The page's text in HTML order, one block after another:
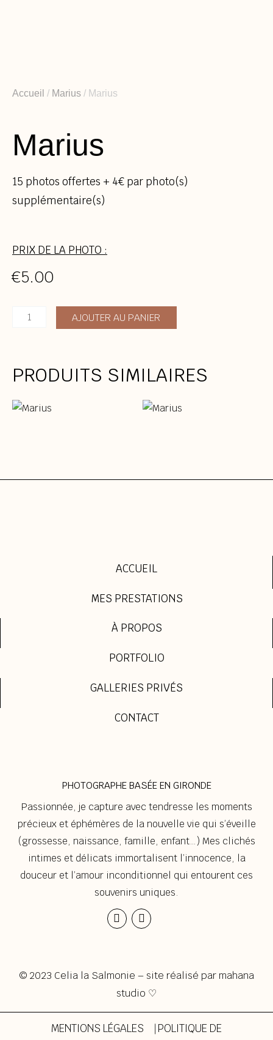
Accueil / Marius / Marius
Marius
15 photos offertes + 4€ par photo(s)
supplémentaire(s)
PRIX DE LA PHOTO :
€5.00
quantité
AJOUTER AU PANIER
PRODUITS SIMILAIRES
ACCUEIL
MES PRESTATIONS
À PROPOS
PORTFOLIO
GALLERIES PRIVÉS
CONTACT
PHOTOGRAPHE BASÉE EN GIRONDE
Passionnée, je capture avec tendresse les moments
précieux et éphémères de la nouvelle vie qui s’éveille
(grossesse, naissance, famille, enfant…) Mes clichés
intimes et délicats immortalisent l’innocence, la
douceur et l’amour inconditionnel qui entourent ces
souvenirs uniques.
© 2023 Celia la Salmonie – site réalisé par mahana
studio ♡
MENTIONS LÉGALES ⎹ POLITIQUE DE